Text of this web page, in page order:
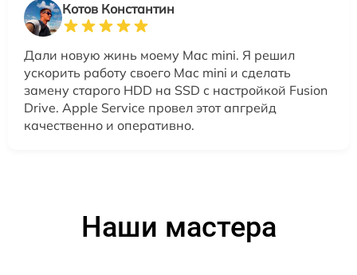
Котов Константин
Дали новую жинь моему Mac mini. Я решил
ускорить работу своего Mac mini и сделать
замену старого HDD на SSD с настройкой Fusion
Drive. Apple Service провел этот апгрейд
качественно и оперативно.
Наши мастера